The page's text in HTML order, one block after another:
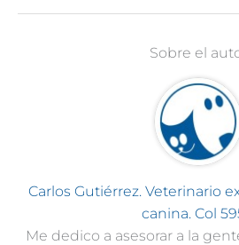
Sobre el
Carlos Gutiérrez. Veterinario
canina. Col
Me dedico a asesorar a la